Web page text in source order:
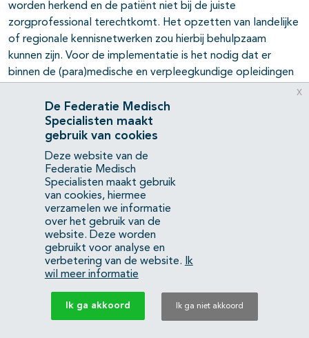
worden herkend en de patiënt niet bij de juiste
zorgprofessional terechtkomt. Het opzetten van landelijke
of regionale kennisnetwerken zou hierbij behulpzaam
kunnen zijn. Voor de implementatie is het nodig dat er
binnen de (para)medische en verpleegkundige opleidingen
Langetermijndataverzameling om de risicogroepen voor
PICS/PICS-F beter in kaart te brengen, de effectiviteit van
intensive care geneeskunde te onderzoeken en de
continuïteit van IC-zorg en IC-nazorg in te richten moet
landelijke georganiseerd en gecoördineerd worden. Dit
alles kost inzet, samenwerking en financiering.
De implementatie van de aanbevelingen vraagt in
voorkomende gevallen inspanning van zorgverleners.
Echter, het is wel de verwachting dat door de corona
bekend is geraakt met PICS en men hier ook meer open
voor staat.
De Federatie Medisch
Specialisten maakt
gebruik van cookies
Deze website van de
Federatie Medisch
Specialisten maakt gebruik
van cookies, hiermee
verzamelen we informatie
over het gebruik van de
website. Deze worden
gebruikt voor analyse en
verbetering van de website.
Ik
wil meer informatie
Ik ga akkoord Ik ga niet akkoord
x